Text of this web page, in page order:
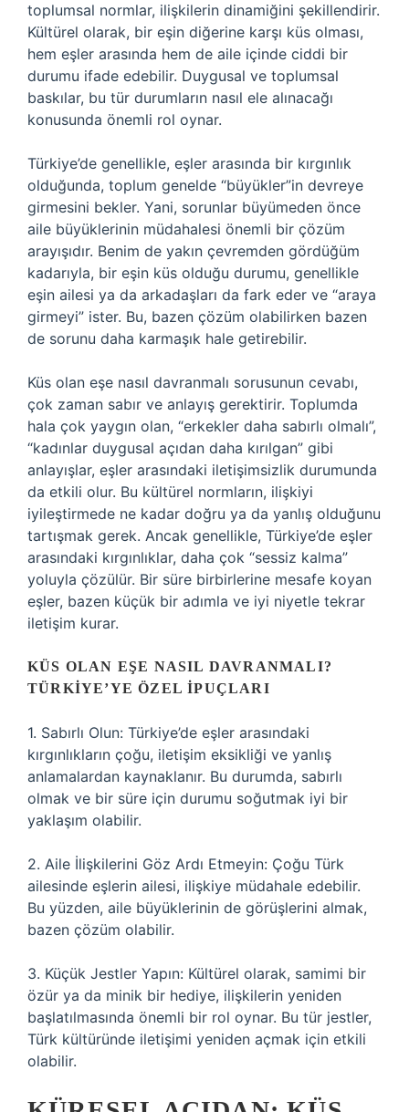
toplumsal normlar, ilişkilerin dinamiğini şekillendirir.
Kültürel olarak, bir eşin diğerine karşı küs olması,
hem eşler arasında hem de aile içinde ciddi bir
durumu ifade edebilir. Duygusal ve toplumsal
baskılar, bu tür durumların nasıl ele alınacağı
konusunda önemli rol oynar.
Türkiye’de genellikle, eşler arasında bir kırgınlık
olduğunda, toplum genelde “büyükler”in devreye
girmesini bekler. Yani, sorunlar büyümeden önce
aile büyüklerinin müdahalesi önemli bir çözüm
arayışıdır. Benim de yakın çevremden gördüğüm
kadarıyla, bir eşin küs olduğu durumu, genellikle
eşin ailesi ya da arkadaşları da fark eder ve “araya
girmeyi” ister. Bu, bazen çözüm olabilirken bazen
de sorunu daha karmaşık hale getirebilir.
Küs olan eşe nasıl davranmalı sorusunun cevabı,
çok zaman sabır ve anlayış gerektirir. Toplumda
hala çok yaygın olan, “erkekler daha sabırlı olmalı”,
“kadınlar duygusal açıdan daha kırılgan” gibi
anlayışlar, eşler arasındaki iletişimsizlik durumunda
da etkili olur. Bu kültürel normların, ilişkiyi
iyileştirmede ne kadar doğru ya da yanlış olduğunu
tartışmak gerek. Ancak genellikle, Türkiye’de eşler
arasındaki kırgınlıklar, daha çok “sessiz kalma”
yoluyla çözülür. Bir süre birbirlerine mesafe koyan
eşler, bazen küçük bir adımla ve iyi niyetle tekrar
iletişim kurar.
KÜS OLAN EŞE NASIL DAVRANMALI?
TÜRKIYE’YE ÖZEL İPUÇLARI
1. Sabırlı Olun: Türkiye’de eşler arasındaki
kırgınlıkların çoğu, iletişim eksikliği ve yanlış
anlamalardan kaynaklanır. Bu durumda, sabırlı
olmak ve bir süre için durumu soğutmak iyi bir
yaklaşım olabilir.
2. Aile İlişkilerini Göz Ardı Etmeyin: Çoğu Türk
ailesinde eşlerin ailesi, ilişkiye müdahale edebilir.
Bu yüzden, aile büyüklerinin de görüşlerini almak,
bazen çözüm olabilir.
3. Küçük Jestler Yapın: Kültürel olarak, samimi bir
özür ya da minik bir hediye, ilişkilerin yeniden
başlatılmasında önemli bir rol oynar. Bu tür jestler,
Türk kültüründe iletişimi yeniden açmak için etkili
olabilir.